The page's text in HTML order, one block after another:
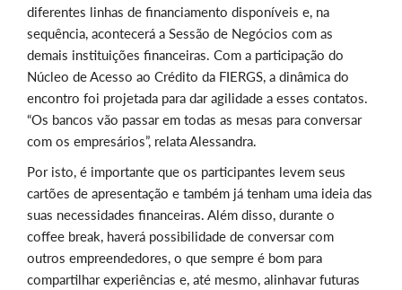
diferentes linhas de financiamento disponíveis e, na
sequência, acontecerá a Sessão de Negócios com as
demais instituições financeiras. Com a participação do
Núcleo de Acesso ao Crédito da FIERGS, a dinâmica do
encontro foi projetada para dar agilidade a esses contatos.
“Os bancos vão passar em todas as mesas para conversar
com os empresários”, relata Alessandra.
Por isto, é importante que os participantes levem seus
cartões de apresentação e também já tenham uma ideia das
suas necessidades financeiras. Além disso, durante o
coffee break, haverá possibilidade de conversar com
outros empreendedores, o que sempre é bom para
compartilhar experiências e, até mesmo, alinhavar futuras